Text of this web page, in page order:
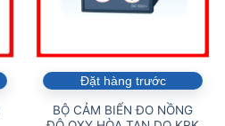
Đặt hàng trước
BỘ CẢM BIẾN ĐO NỒNG